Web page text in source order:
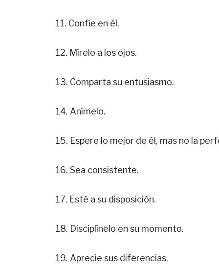
11. Confíe en él.
12. Mírelo a los ojos.
13. Comparta su entusiasmo.
14. Anímelo.
15. Espere lo mejor de él, mas no la
16. Sea consistente.
17. Esté a su disposición.
18. Disciplínelo en su momento.
19. Aprecie sus diferencias.